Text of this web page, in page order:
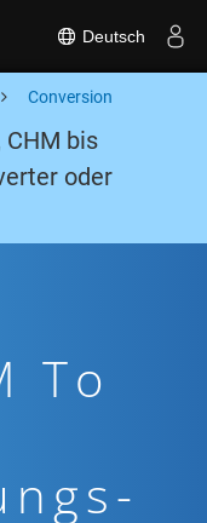
Deutsch
Conversion
CHM bis
oder
To